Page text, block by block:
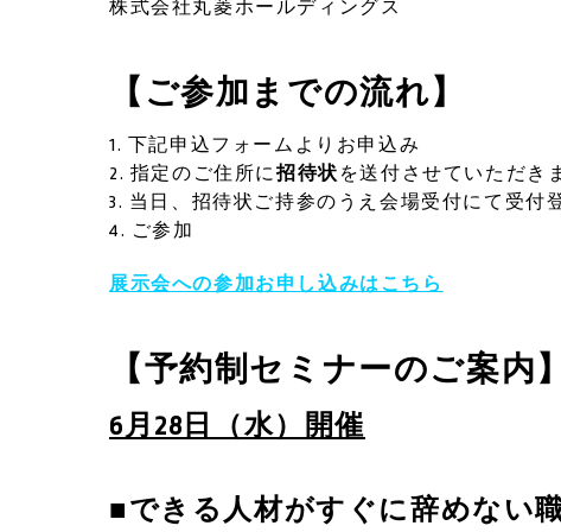
株式会社丸菱ホールディングス
【ご参加までの流れ】
下記申込フォームよりお申込み
指定のご住所に招待状 を送付させていただき
当日、招待状ご持参のうえ会場受付にて受付
ご参加
展示会への参加お申し込みはこちら
【予約制セミナーのご案内】
6月28日（水）開催
■できる人材がすぐに辞めない職